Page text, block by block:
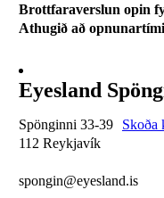
Brottfaraverslun opin
Athugið að
Eyesland
Spönginni 33-39
Skoða
112 Reykjavík
spongin@eyesland.is